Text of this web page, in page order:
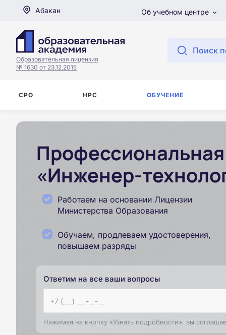
Абакан Об учебном центре
Образовательная лицензия
№ 1630 от 23.12.2015
Поиск
СРО НРС ОБУЧЕНИЕ
«Инженер-
Работаем на основании Лицензии
Министерства Образования
Обучаем, продлеваем удостоверения,
повышаем разряды
Ответим на все ваши вопросы
Нажимая на кнопку «Узнать подробности», вы